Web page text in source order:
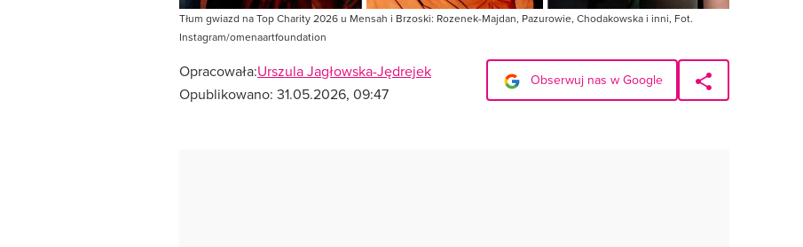
Tłum gwiazd na Top Charity 2026 u Mensah i Brzoski: Rozenek-Majdan, Pazurowie, Chodakowska i inni, Fot.
Instagram/omenaartfoundation
Opracowała:Urszula Jagłowska-Jędrejek
Opublikowano: 31.05.2026, 09:47
Obserwuj nas w Google